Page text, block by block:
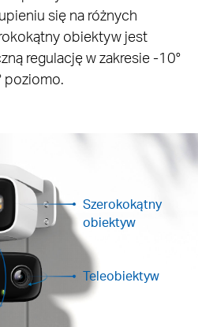
się na różnych
obiektyw jest
regulację w zakresie -10°
poziomo.
Szerokokątny
obiektyw
Teleobiektyw